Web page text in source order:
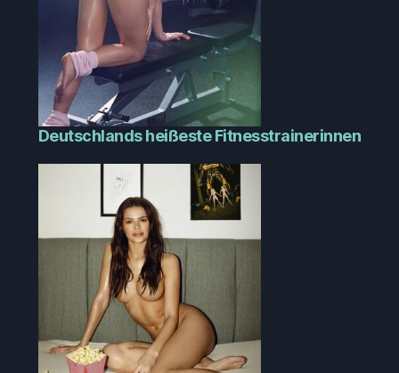
Deutschlands heißeste Fitnesstrainerinnen